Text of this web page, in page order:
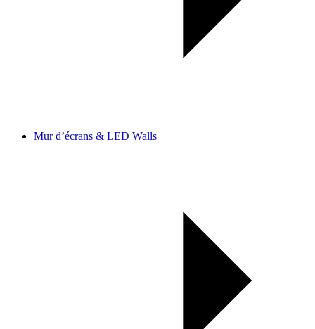
Mur d’écrans & LED Walls